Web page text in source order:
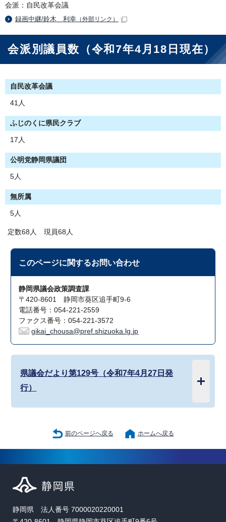
会派：自民改革会議
録画中継/鈴木 利幸 （外部リンク）
会派別議員数（令和7年4月18日現在）
自民改革会議
41人
ふじのくに県民クラブ
17人
公明党静岡県議団
5人
無所属
5人
定数68人 現員68人
このページに関するお問い合わせ
静岡県議会政策調査課
〒420-8601 静岡市葵区追手町9-6
電話番号：054-221-2559
ファクス番号：054-221-3572
gikai_chousa@pref.shizuoka.lg.jp
県議会だより第129号（令和7年4月27日発
行）
前のページへ戻る ホームへ戻る
静岡県 法人番号 7000020220001